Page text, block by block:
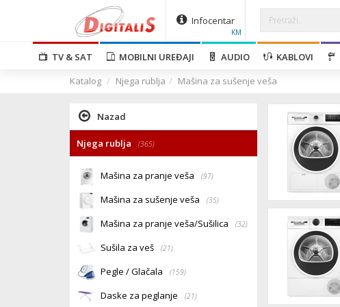
Infocentar
KM
TV & SAT MOBILNI UREĐAJI AUDIO KABLOVI
Katalog
Njega rublja Mašina za sušenje veša
Nazad
Njega rublja (365)
Mašina za pranje veša (97)
Mašina za sušenje veša (35)
Mašina za pranje veša/Sušilica (32)
Sušila za veš (21)
Pegle / Glačala (159)
Daske za peglanje (21)